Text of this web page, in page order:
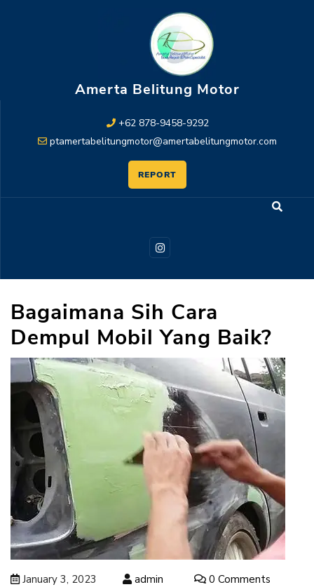
Amerta Belitung Motor
+62 878-9458-9292
ptamertabelitungmotor@amertabelitungmotor.com
REPORT
Bagaimana Sih Cara
Dempul Mobil Yang Baik?
January 3, 2023 admin 0 Comments